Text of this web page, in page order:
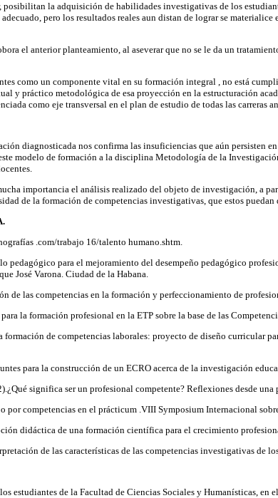
posibilitan la adquisición de habilidades investigativas de los
pero los resultados reales aun distan de lograr se
el anterior planteamiento, al aseverar que no se le da un
como un componente vital en su formación integral , no está
y práctico metodológica de esa proyección en la estructuración
como eje transversal en el plan de estudio de todas las
diagnosticada nos confirma las insuficiencias que aún persisten
modelo de formación a la disciplina Metodología de la
importancia el análisis realizado del objeto de investigación, a
de la formación de competencias investigativas, que estos
.com/trabajo 16/talento humano.shtm.
pedagógico para el mejoramiento del desempeño pedagógico
José Varona. Ciudad de la Habana.
de las competencias en la formación y perfeccionamiento de
la formación profesional en la ETP sobre la base de las
formación de competencias laborales: proyecto de diseño curricular
para la construcción de un ECRO acerca de la investigación
significa ser un profesional competente? Reflexiones desde
por competencias en el prácticum .VIII Symposium Internacional
didáctica de una formación científica para el crecimiento
de las características de las competencias investigativas de
estudiantes de la Facultad de Ciencias Sociales y Humanísticas, en